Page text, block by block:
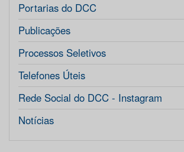
Portarias do DCC
Publicações
Processos Seletivos
Telefones Úteis
Rede Social do DCC - Instagram
Notícias